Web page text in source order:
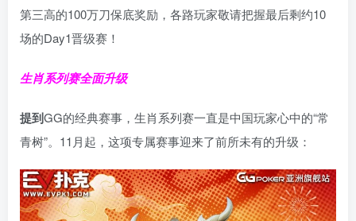
第三高的100万刀保底奖励，各路玩家敬请把握最后剩约10
场的Day1晋级赛！
生肖系列赛全面升级
提到GG的经典赛事，生肖系列赛一直是中国玩家心中的“常
青树”。11月起，这项专属赛事迎来了前所未有的升级：